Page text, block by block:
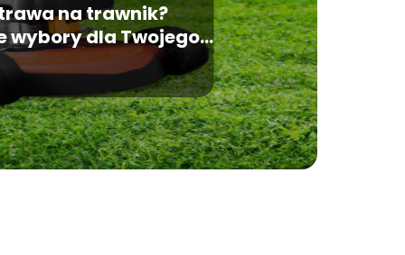
na trawnik?
wybory dla Twojego
ogrodu